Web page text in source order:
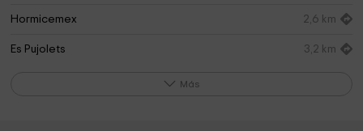
Hormicemex 2,6 km
Es Pujolets 3,2 km
Más